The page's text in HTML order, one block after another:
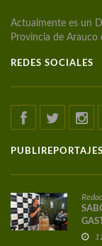
Actualmente es un
Provincia de Arauco
REDES SOCIALES
PUBLIREPORTAJES
DE